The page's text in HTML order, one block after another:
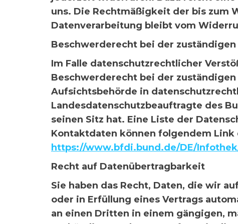
uns. Die Rechtmäßigkeit der bis zum
Datenverarbeitung bleibt vom
Beschwerderecht bei der
Im Falle datenschutzrechtlicher
Beschwerderecht bei der
Aufsichtsbehörde in
Landesdatenschutzbeauftragte des
seinen Sitz hat. Eine Liste der
Kontaktdaten können folgendem
https://www.bfdi.bund.de/DE/
Recht auf Datenübertragbarkeit
Sie haben das Recht, Daten, die wir
oder in Erfüllung eines Vertrags
an einen Dritten in einem gängigen,